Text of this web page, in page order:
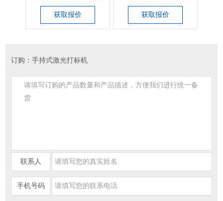
打码，部分塑胶件打
标...
获取报价
样性，及复杂曲面等场
合
获取报价
订购：手持式激光打标机
联系人
手机号码